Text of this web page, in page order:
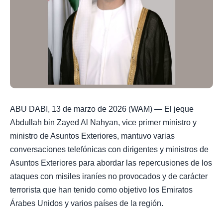
ABU DABI, 13 de marzo de 2026 (WAM) — El jeque
Abdullah bin Zayed Al Nahyan, vice primer ministro y
ministro de Asuntos Exteriores, mantuvo varias
conversaciones telefónicas con dirigentes y ministros de
Asuntos Exteriores para abordar las repercusiones de los
ataques con misiles iraníes no provocados y de carácter
terrorista que han tenido como objetivo los Emiratos
Árabes Unidos y varios países de la región.